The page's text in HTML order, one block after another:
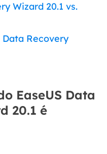
Wizard 20.1 vs.
Data Recovery
EaseUS Data
20.1 é